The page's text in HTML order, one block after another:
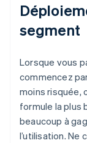
segment
Lorsque vous
commencez
moins risquée,
formule la plus
beaucoup à
l’utilisation. Ne